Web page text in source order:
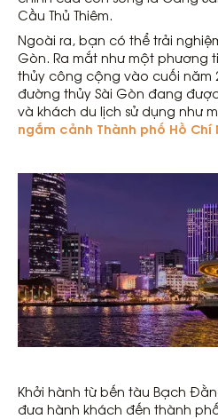
Cầu Thủ Thiêm.
Ngoài ra, bạn có thể trải
Gòn. Ra mắt như một phương
thủy công cộng vào cuối năm
đường thủy Sài Gòn đang
và khách du lịch sử dụng như
ngắm cảnh Thành phố Hồ Chí
Khởi hành từ bến tàu Bạch
đưa hành khách đến thành